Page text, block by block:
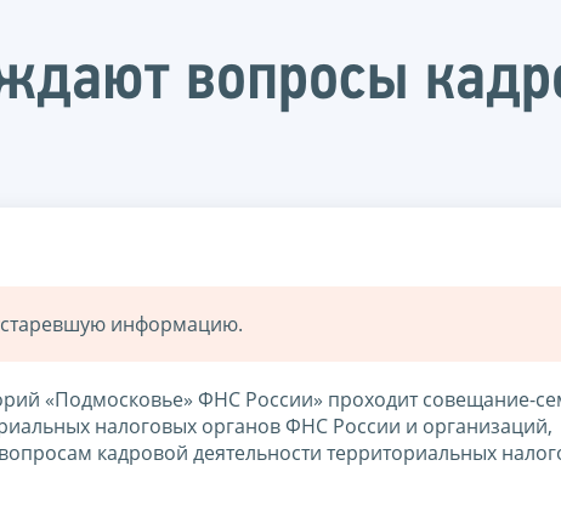
вопросы
информацию.
«Подмосковье» ФНС России» проходит совещание-
налоговых органов ФНС России и организаций,
кадровой деятельности территориальных